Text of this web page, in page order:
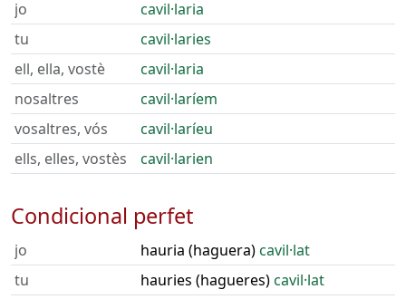
jo
cavil·laria
tu
cavil·laries
ell, ella, vostè
cavil·laria
nosaltres
cavil·laríem
vosaltres, vós
cavil·laríeu
ells, elles, vostès
cavil·larien
Condicional perfet
jo hauria (haguera)cavil·lat
tu
hauries (hagueres)cavil·lat